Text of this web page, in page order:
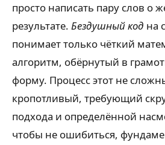
просто написать пару слов о
результате. Бездушный код на
понимает только чёткий
алгоритм, обёрнутый в
форму. Процесс этот не
кропотливый, требующий
подхода и определённой
чтобы не ошибиться,